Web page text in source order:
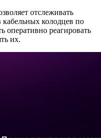
отслеживать
колодцев по
оперативно реагировать
их.